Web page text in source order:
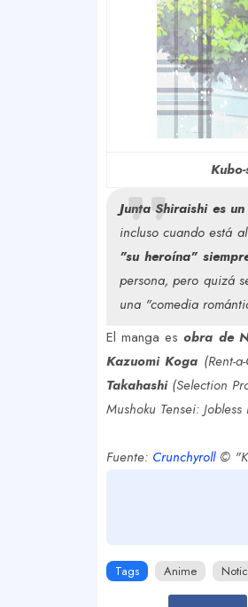
Junta Shiraishi es
incluso cuando está
"su heroína"
persona, pero quizá
una "comedia
El manga esobra de
Kazuomi Koga (Rent-
Takahashi (Selection
Mushoku Tensei:
Fuente: Crunchyroll©
Tags Anime